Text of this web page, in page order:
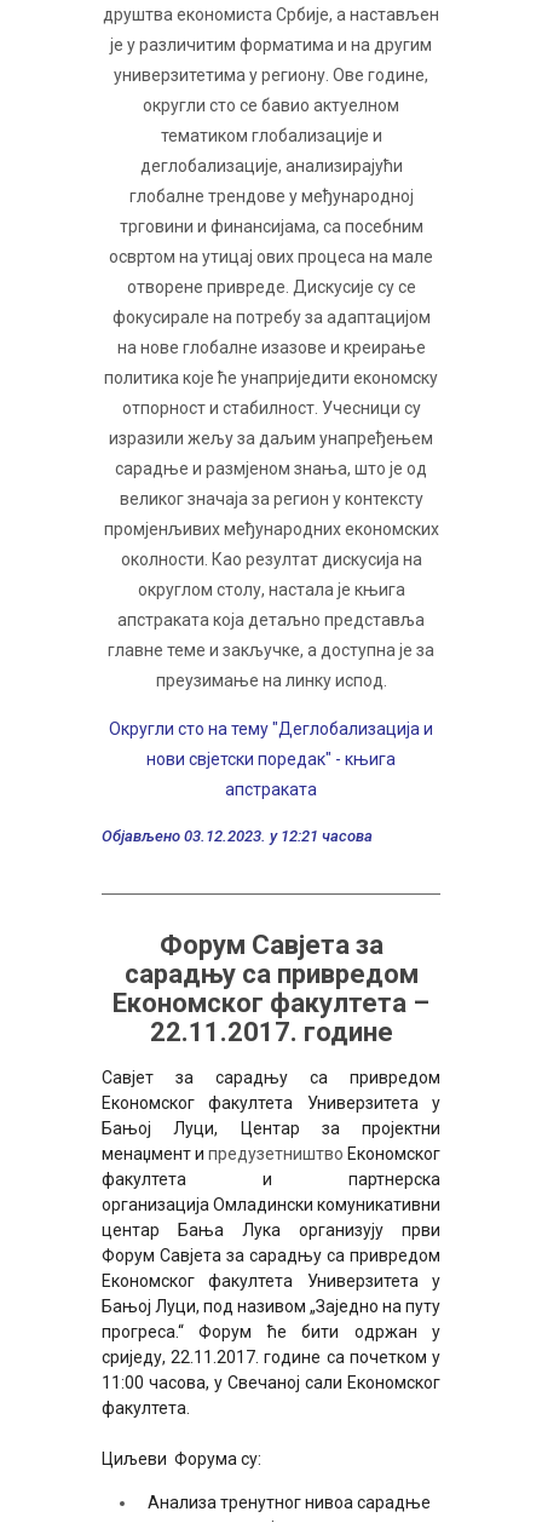
друштва економиста Србије, а настављен
је у различитим форматима и на другим
универзитетима у региону. Ове године,
округли сто се бавио актуелном
тематиком глобализације и
деглобализације, анализирајући
глобалне трендове у међународној
трговини и финансијама, са посебним
освртом на утицај ових процеса на мале
отворене привреде. Дискусије су се
фокусирале на потребу за адаптацијом
на нове глобалне изазове и креирање
политика које ће унаприједити економску
отпорност и стабилност. Учесници су
изразили жељу за даљим унапређењем
сарадње и размјеном знања, што је од
великог значаја за регион у контексту
промјенљивих међународних економских
околности. Као резултат дискусија на
округлом столу, настала је књига
апстраката која детаљно представља
главне теме и закључке, а доступна је за
преузимање на линку испод.
Округли сто на тему "Деглобализација и
нови свјетски поредак" - књига
апстраката
Објављено 03.12.2023. у 12:21 часова
Форум Савјета за
сарадњу са привредом
Eкономског факултета –
22.11.2017. године
Савјет за сарадњу са привредом
Економског факултета Универзитета у
Бањој Луци, Центар за пројектни
менаџмент и предузетништво Економског
факултета и партнерска
организација Омладински комуникативни
центар Бања Лука организују први
Форум Савјета за сарадњу са привредом
Економског факултета Универзитета у
Бањој Луци, под називом „Заједно на путу
прогреса.“ Форум ће бити одржан у
сриједу, 22.11.2017. године са почетком у
11:00 часова, у Свечаној сали Економског
факултета.
Циљеви Форума су:
Анализа тренутног нивоа сарадње